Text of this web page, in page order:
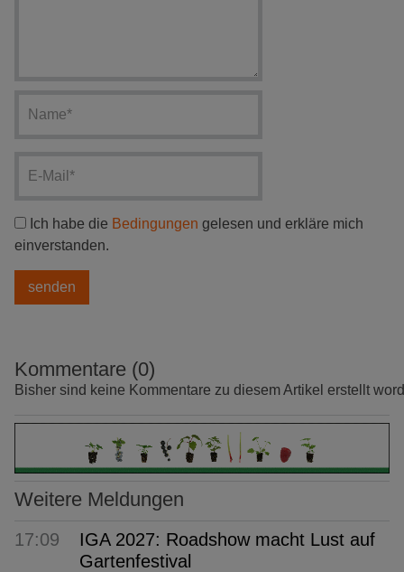
Ich habe die Bedingungen gelesen und erkläre mich
einverstanden.
Kommentare (0)
Bisher sind keine Kommentare zu diesem Artikel erstellt
Weitere Meldungen
17:09
IGA 2027: Roadshow macht Lust auf
Gartenfestival